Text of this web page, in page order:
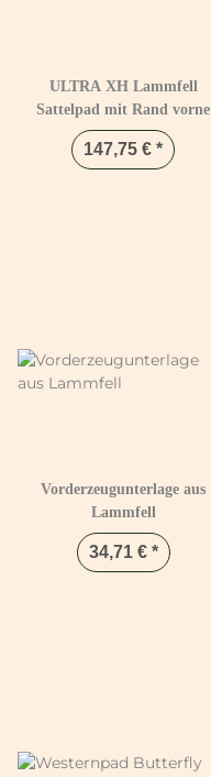
ULTRA XH Lammfell
Sattelpad mit Rand vorne
Schwarz & Natur
147,75 € *
Vorderzeugunterlage aus
Lammfell
34,71 € *